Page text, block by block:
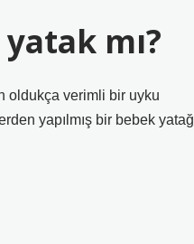
mı?
oldukça verimli bir uyku
yapılmış bir bebek